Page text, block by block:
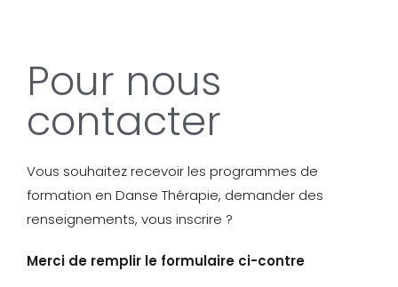
Pour nous
contacter
Vous souhaitez recevoir les programmes de
formation en Danse Thérapie, demander des
renseignements, vous inscrire ?
Merci de remplir le formulaire ci-contre